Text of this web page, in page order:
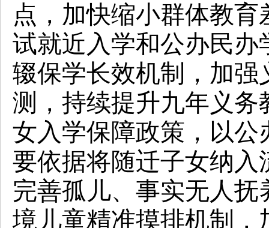
点，加快缩小群体教
试就近入学和公办民
辍保学长效机制，加
测，持续提升九年义
女入学保障政策，以
要依据将随迁子女纳
完善孤儿、事实无人
境儿童精准摸排机制